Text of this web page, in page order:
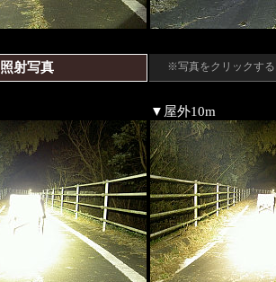
照射写真 ※写真をクリックす
▼屋外10m